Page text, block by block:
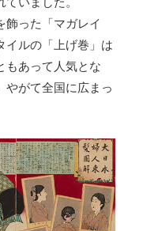
飾った「マガレイ
イルの「上げ巻」は
もあって人気とな
やがて全国に広まっ